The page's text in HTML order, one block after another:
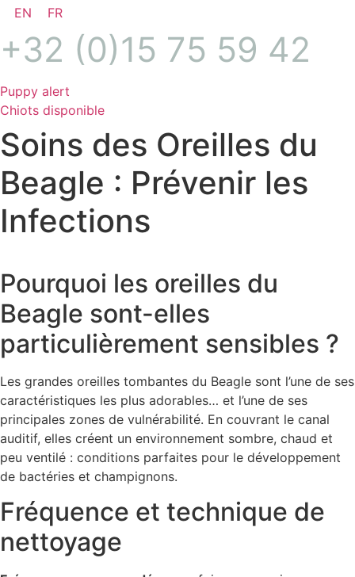
EN
FR
+32 (0)15 75 59 42
Puppy alert
Chiots disponible
Soins des Oreilles du
Beagle : Prévenir les
Infections
Pourquoi les oreilles du
Beagle sont-elles
particulièrement sensibles ?
Les grandes oreilles tombantes du Beagle sont l’une de ses
caractéristiques les plus adorables… et l’une de ses
principales zones de vulnérabilité. En couvrant le canal
auditif, elles créent un environnement sombre, chaud et
peu ventilé : conditions parfaites pour le développement
de bactéries et champignons.
Fréquence et technique de
nettoyage